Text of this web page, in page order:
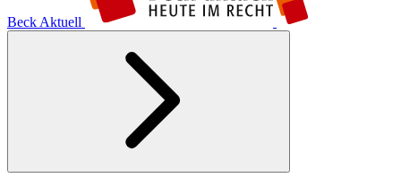
Beck Aktuell